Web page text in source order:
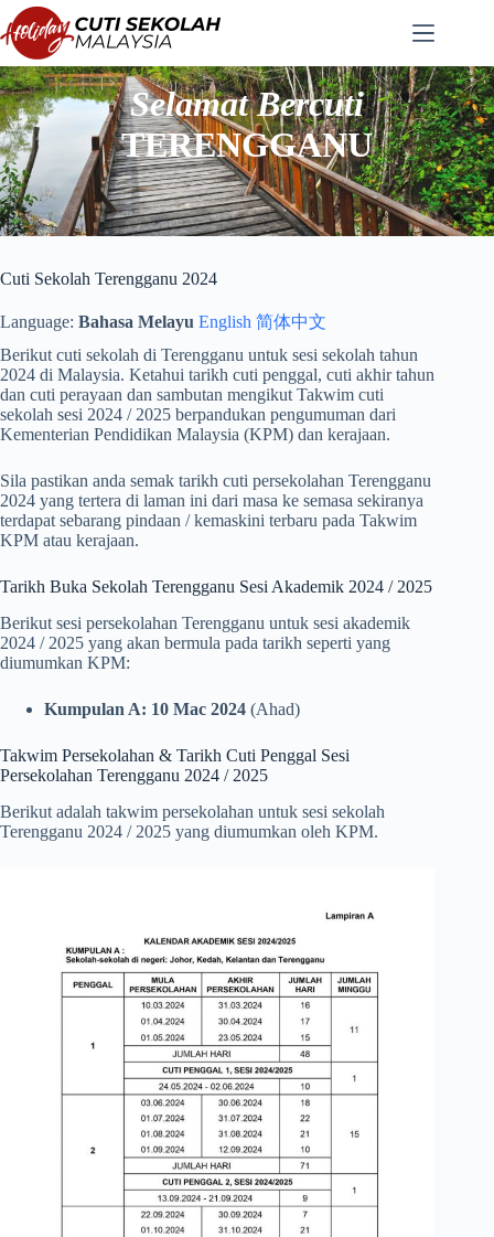
Langkau
ke
kandungan
Selamat Bercuti
TERENGGANU
Cuti Sekolah Terengganu 2024
Language: Bahasa Melayu English 简体中文
Berikut cuti sekolah di Terengganu untuk sesi sekolah tahun
2024 di Malaysia. Ketahui tarikh cuti penggal, cuti akhir tahun
dan cuti perayaan dan sambutan mengikut Takwim cuti
sekolah sesi 2024 / 2025 berpandukan pengumuman dari
Kementerian Pendidikan Malaysia (KPM) dan kerajaan.
Sila pastikan anda semak tarikh cuti persekolahan Terengganu
2024 yang tertera di laman ini dari masa ke semasa sekiranya
terdapat sebarang pindaan / kemaskini terbaru pada Takwim
KPM atau kerajaan.
Tarikh Buka Sekolah Terengganu Sesi Akademik 2024 / 2025
Berikut sesi persekolahan Terengganu untuk sesi akademik
2024 / 2025 yang akan bermula pada tarikh seperti yang
diumumkan KPM:
Kumpulan A: 10 Mac 2024 (Ahad)
Takwim Persekolahan & Tarikh Cuti Penggal Sesi
Persekolahan Terengganu 2024 / 2025
Berikut adalah takwim persekolahan untuk sesi sekolah
Terengganu 2024 / 2025 yang diumumkan oleh KPM.